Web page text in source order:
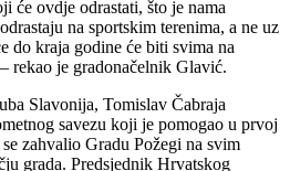
će ovdje odrastati, što je nama
na sportskim terenima, a ne uz
do kraja godine će biti svima na
rekao je gradonačelnik Glavić.
Slavonija, Tomislav Čabraja
savezu koji je pomogao u prvoj
zahvalio Gradu Požegi na svim
grada. Predsjednik Hrvatskog